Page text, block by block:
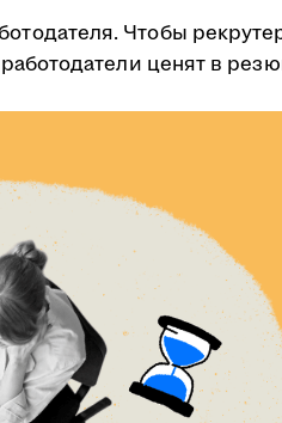
Чтобы
ценят в